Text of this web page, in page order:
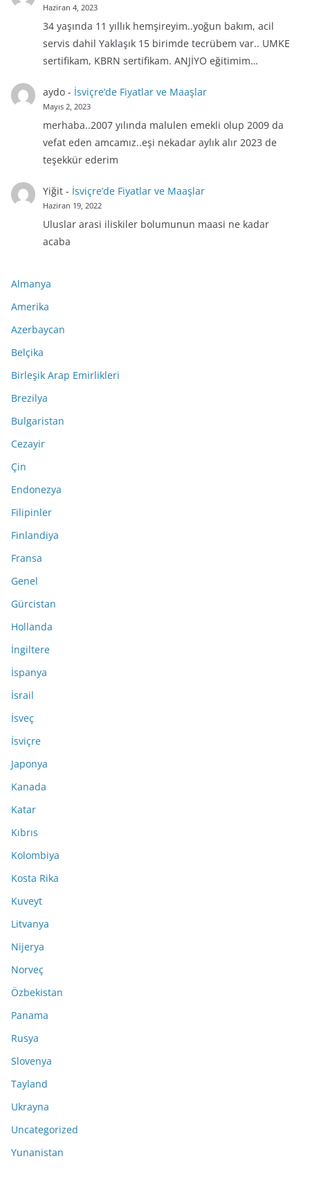
Haziran 4, 2023
34 yaşında 11 yıllık hemşireyim..yoğun bakım, acil
servis dahil Yaklaşık 15 birimde tecrübem var.. UMKE
sertifikam, KBRN sertifikam. ANJİYO eğitimim…
aydo- İsviçre’de Fiyatlar ve Maaşlar
Mayıs 2, 2023
merhaba..2007 yılında malulen emekli olup 2009 da
vefat eden amcamız..eşi nekadar aylık alır 2023 de
teşekkür ederim
Yiğit- İsviçre’de Fiyatlar ve Maaşlar
Haziran 19, 2022
Uluslar arasi iliskiler bolumunun maasi ne kadar
acaba
Almanya
Amerika
Azerbaycan
Belçika
Birleşik Arap Emirlikleri
Brezilya
Bulgaristan
Cezayir
Çin
Endonezya
Filipinler
Finlandiya
Fransa
Genel
Gürcistan
Hollanda
İngiltere
İspanya
İsrail
İsveç
İsviçre
Japonya
Kanada
Katar
Kıbrıs
Kolombiya
Kosta Rika
Kuveyt
Litvanya
Nijerya
Norveç
Özbekistan
Panama
Rusya
Slovenya
Tayland
Ukrayna
Uncategorized
Yunanistan